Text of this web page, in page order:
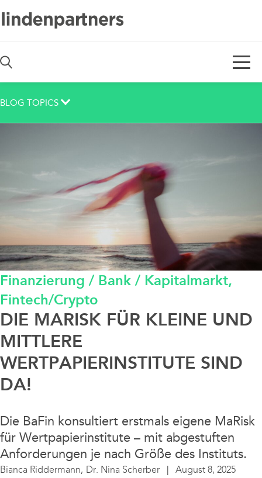
De
BLOG TOPICS
Corona
Corporate
Data / Media / IT
Finanzierung / Bank / Kapitalmarkt
Fintech/Crypto
Litigation
Real Estate
Steuern / Bilanz
Finanzierung / Bank / Kapitalmarkt,
Fintech/Crypto
DIE MARISK FÜR KLEINE UND
MITTLERE
WERTPAPIERINSTITUTE SIND
DA!
Die BaFin konsultiert erstmals eigene MaRisk
für Wertpapierinstitute – mit abgestuften
Anforderungen je nach Größe des Instituts.
Bianca Riddermann, Dr. Nina Scherber August 8, 2025